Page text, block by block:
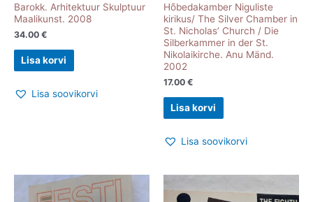
Barokk. Arhitektuur Skulptuur
Maalikunst. 2008
34.00 €
Lisa korvi
Lisa soovikorvi
Hõbedakamber Niguliste
kirikus/ The Silver Chamber in
St. Nicholas’ Church / Die
Silberkammer in der St.
Nikolaikirche. Anu Mänd.
2002
17.00 €
Lisa korvi
Lisa soovikorvi